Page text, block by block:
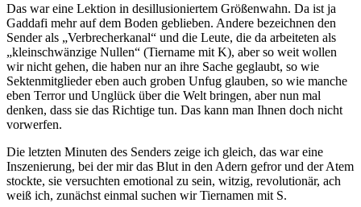
Das war eine Lektion in desillusioniertem Größenwahn. Da ist ja
Gaddafi mehr auf dem Boden geblieben. Andere bezeichnen den
Sender als „Verbrecherkanal“ und die Leute, die da arbeiteten als
„kleinschwänzige Nullen“ (Tiername mit K), aber so weit wollen
wir nicht gehen, die haben nur an ihre Sache geglaubt, so wie
Sektenmitglieder eben auch groben Unfug glauben, so wie manche
eben Terror und Unglück über die Welt bringen, aber nun mal
denken, dass sie das Richtige tun. Das kann man Ihnen doch nicht
vorwerfen.
Die letzten Minuten des Senders zeige ich gleich, das war eine
Inszenierung, bei der mir das Blut in den Adern gefror und der Atem
stockte, sie versuchten emotional zu sein, witzig, revolutionär, ach
weiß ich, zunächst einmal suchen wir Tiernamen mit S.